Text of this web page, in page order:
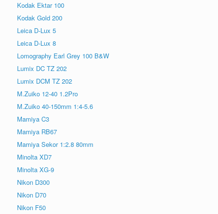
Kodak Ektar 100
Kodak Gold 200
Leica D-Lux 5
Leica D-Lux 8
Lomography Earl Grey 100 B&W
Lumix DC TZ 202
Lumix DCM TZ 202
M.Zuiko 12-40 1.2Pro
M.Zuiko 40-150mm 1:4-5.6
Mamiya C3
Mamiya RB67
Mamiya Sekor 1:2.8 80mm
Minolta XD7
Minolta XG-9
Nikon D300
Nikon D70
Nikon F50